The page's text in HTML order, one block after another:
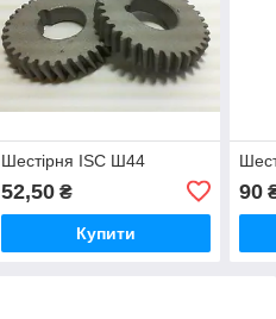
Шестірня ISC Ш44
52,50₴
Купити
90